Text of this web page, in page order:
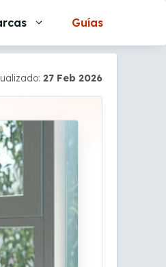
Guías
27 Feb 2026